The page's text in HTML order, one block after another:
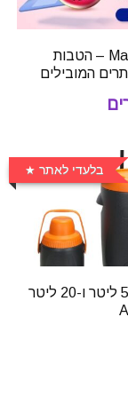
Mastercarday – הטבות
המובילים
בלעדי לאתר
סט קולרים 5 ליטר ו-20 ליטר